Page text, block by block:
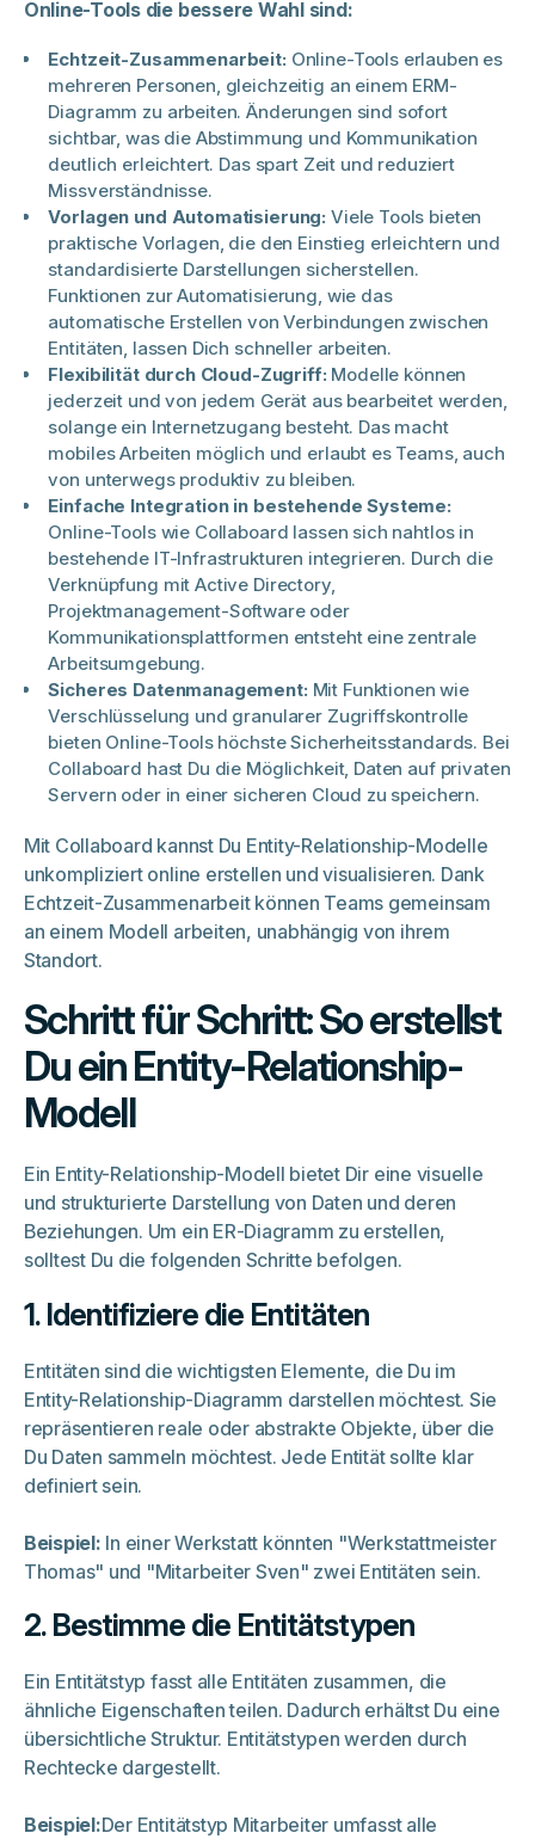
Online-Tools die bessere Wahl sind:
Echtzeit-Zusammenarbeit: Online-Tools erlauben es
mehreren Personen, gleichzeitig an einem ERM-
Diagramm zu arbeiten. Änderungen sind sofort
sichtbar, was die Abstimmung und Kommunikation
deutlich erleichtert. Das spart Zeit und reduziert
Missverständnisse.
Vorlagen und Automatisierung: Viele Tools bieten
praktische Vorlagen, die den Einstieg erleichtern und
standardisierte Darstellungen sicherstellen.
Funktionen zur Automatisierung, wie das
automatische Erstellen von Verbindungen zwischen
Entitäten, lassen Dich schneller arbeiten.
Flexibilität durch Cloud-Zugriff: Modelle können
jederzeit und von jedem Gerät aus bearbeitet werden,
solange ein Internetzugang besteht. Das macht
mobiles Arbeiten möglich und erlaubt es Teams, auch
von unterwegs produktiv zu bleiben.
Einfache Integration in bestehende Systeme:
Online-Tools wie Collaboard lassen sich nahtlos in
bestehende IT-Infrastrukturen integrieren. Durch die
Verknüpfung mit Active Directory,
Projektmanagement-Software oder
Kommunikationsplattformen entsteht eine zentrale
Arbeitsumgebung.
Sicheres Datenmanagement: Mit Funktionen wie
Verschlüsselung und granularer Zugriffskontrolle
bieten Online-Tools höchste Sicherheitsstandards. Bei
Collaboard hast Du die Möglichkeit, Daten auf privaten
Servern oder in einer sicheren Cloud zu speichern.
Mit Collaboard kannst Du Entity-Relationship-Modelle
unkompliziert online erstellen und visualisieren. Dank
Echtzeit-Zusammenarbeit können Teams gemeinsam
an einem Modell arbeiten, unabhängig von ihrem
Standort.
Schritt für Schritt: So erstellst
Du ein Entity-Relationship-
Modell
Ein Entity-Relationship-Modell bietet Dir eine visuelle
und strukturierte Darstellung von Daten und deren
Beziehungen. Um ein ER-Diagramm zu erstellen,
solltest Du die folgenden Schritte befolgen.
1. Identifiziere die Entitäten
Entitäten sind die wichtigsten Elemente, die Du im
Entity-Relationship-Diagramm darstellen möchtest. Sie
repräsentieren reale oder abstrakte Objekte, über die
Du Daten sammeln möchtest. Jede Entität sollte klar
definiert sein.
Beispiel: In einer Werkstatt könnten "Werkstattmeister
Thomas" und "Mitarbeiter Sven" zwei Entitäten sein.
2. Bestimme die Entitätstypen
Ein Entitätstyp fasst alle Entitäten zusammen, die
ähnliche Eigenschaften teilen. Dadurch erhältst Du eine
übersichtliche Struktur. Entitätstypen werden durch
Rechtecke dargestellt.
Beispiel:Der Entitätstyp Mitarbeiter umfasst alle